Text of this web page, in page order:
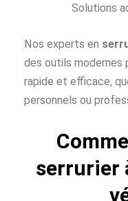
Solutions
Nos experts en
des outils modernes
rapide et efficace,
personnels ou
serrurier